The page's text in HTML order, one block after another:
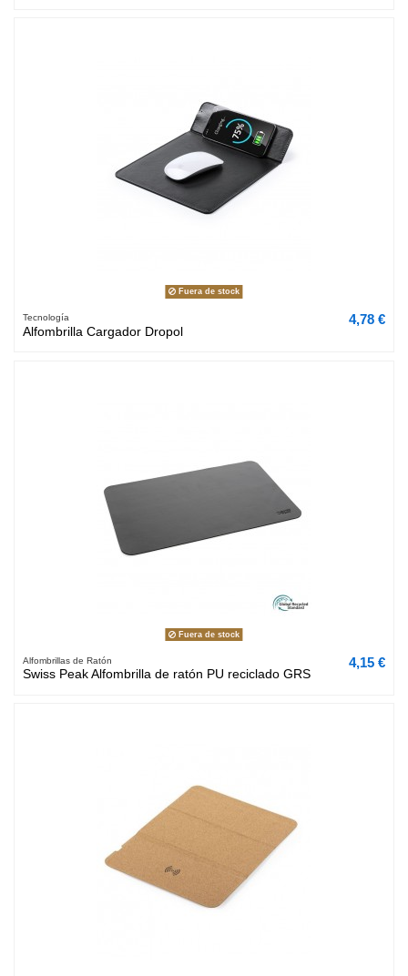
Fuera de stock
Tecnología
Alfombrilla Cargador Dropol
4,78 €
Fuera de stock
Alfombrillas de Ratón
Swiss Peak Alfombrilla de ratón PU reciclado GRS
4,15 €